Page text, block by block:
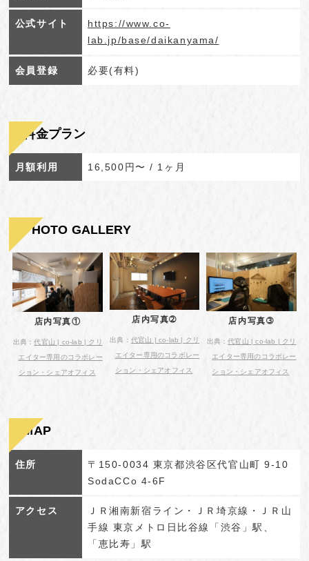
公式サイト
https://www.co-
lab.jp/base/daikanyama/
会員登録 必要(有料)
料金プラン
月額利用 16,500円〜 / 1ヶ月
PHOTO GALLERY
店内写真①
出典：代官山 | co-lab | クリ
エイター専用のコラボレー
ション・シェアオフィス
店内写真➁
出典： 代官山 | co-lab | クリ
エイター専用のコラボレー
ション・シェアオフィス
店内写真➂
出典：代官山 | co-lab | クリ
エイター専用のコラボレー
ション・シェアオフィス
MAP
住所
〒150-0034 東京都渋谷区代官山町 9-10
SodaCCo 4-6F
アクセス
ＪＲ湘南新宿ライン・ＪＲ埼京線・ＪＲ山
手線 東京メトロ日比谷線「渋谷」駅、
「恵比寿」駅